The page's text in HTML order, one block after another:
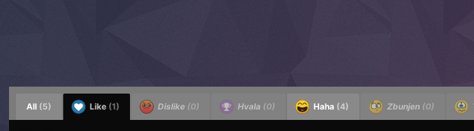
All (5) Like (1) Dislike (0) Hvala (0) Haha (4) Zbunjen (0)